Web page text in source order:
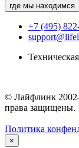
где мы находимся
+7 (495)
© Лайфлинк
права защищены.
Политика
×